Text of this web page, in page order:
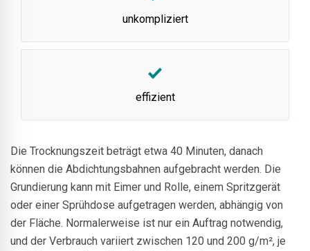
unkompliziert
effizient
Die Trocknungszeit beträgt etwa 40 Minuten, danach
können die Abdichtungsbahnen aufgebracht werden. Die
Grundierung kann mit Eimer und Rolle, einem Spritzgerät
oder einer Sprühdose aufgetragen werden, abhängig von
der Fläche. Normalerweise ist nur ein Auftrag notwendig,
und der Verbrauch variiert zwischen 120 und 200 g/m², je